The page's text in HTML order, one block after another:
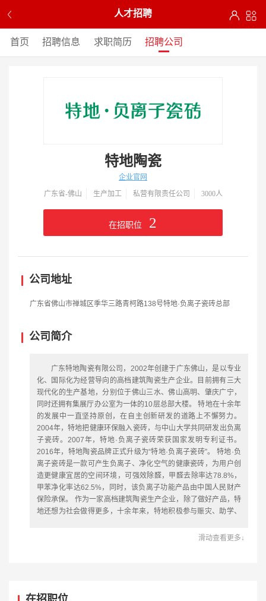
人才招聘
首页 招聘信息 求职简历 招聘公司
特地陶瓷
企业官网
广东省-佛山 生产加工 私营有限责任公司 3000人
在招职位 2
公司地址
广东省佛山市禅城区季华三路青柯路138号特地·负离子瓷砖总部
公司简介
广东特地陶瓷有限公司，2002年创建于广东佛山，是以专业
化、国际化为经营导向的高档建筑陶瓷生产企业。目前拥有三大
现代化的生产基地，分别位于佛山三水、佛山高明、肇庆广宁，
同时还拥有集展厅办公室为一体的10层总部大楼。 特地在十余年
的发展中一直坚持原创，在自主创新研发的道路上不懈努力。
2004年，特地把健康环保融入瓷砖，与中山大学共同研发出负离
子瓷砖。2007年，特地·负离子瓷砖荣获国家发明专利证书。
2016年，特地陶瓷品牌正式升级为“特地·负离子瓷砖”。 特地·负
离子瓷砖是一款可产生负离子、净化空气的健康瓷砖，为用户创
造更健康宜居的空间环境，可强效除醛，甲醛去除率达78.8%，
甲苯净化率达62.5%，同时，该负离子功能产品由中国人民财产
保险承保。 作为一家高档建筑陶瓷生产企业，除了做好产品，特
地还想为社会做得更多，十余年来，特地积极参与赈灾、助学、
四子王旗”活动，开辟6000亩的“特地绿垦基地”绿化工程，经过11
滑动查看更多↓